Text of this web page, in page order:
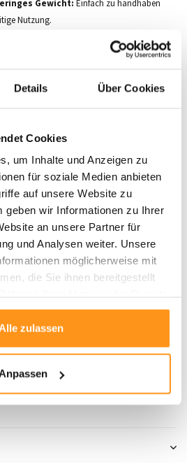
Details Über Cookies
Cookies
um Inhalte und Anzeigen zu
für soziale Medien anbieten
auf unsere Website zu
geben wir Informationen zu Ihrer
an unsere Partner für
und Analysen weiter. Unsere
möglicherweise mit
die Sie ihnen bereitgestellt
Alle zulassen
Gewicht: Einfach zu handhaben
Nutzung.
Ochre Yellow
bringt mit seinen warmen
gemütliche Atmosphäre in Ihr Zuhause. Das
mit klassischen wie modernen
zeitlose Eleganz mit derAntique
Teppiche sind nicht nur ein optisches
und Qualität, die den Test der Zeit
9503839899377